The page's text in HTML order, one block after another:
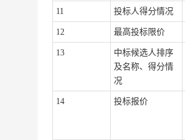
11 投标人得分情况
12 最高投标限价
13
中标候选人排序
及名称、得分情
况
14 投标报价